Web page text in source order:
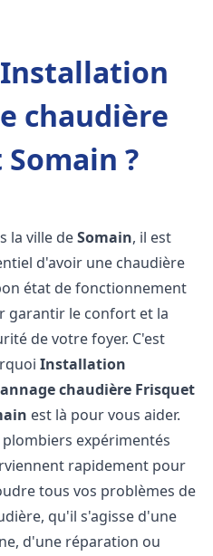
chaudière
?
la ville deSomain, il est
d'avoir une chaudière
état de fonctionnement
garantir le confort et la
de votre foyer. C'est
Installation
chaudière Frisquet
est là pour vous aider.
plombiers expérimentés
rapidement pour
tous vos problèmes de
qu'il s'agisse d'une
d'une réparation ou